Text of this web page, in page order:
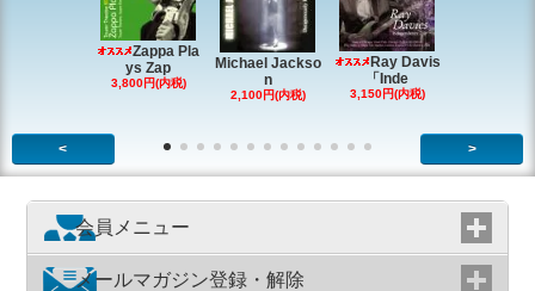
Zappa Pla
ys Zap
3,800円(内税)
Michael Jackso
n
2,100円(内税)
Ray Davis
「Inde
3,150円(内税)
< >
会員メニュー
メールマガジン登録・解除